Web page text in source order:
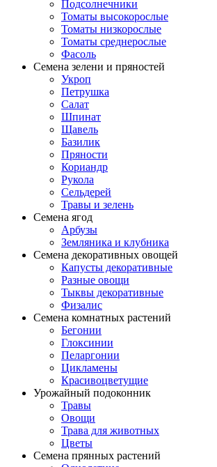
Подсолнечники
Томаты высокорослые
Томаты низкорослые
Томаты среднерослые
Фасоль
Семена зелени и пряностей
Укроп
Петрушка
Салат
Шпинат
Щавель
Базилик
Пряности
Кориандр
Рукола
Сельдерей
Травы и зелень
Семена ягод
Арбузы
Земляника и клубника
Семена декоративных овощей
Капусты декоративные
Разные овощи
Тыквы декоративные
Физалис
Семена комнатных растений
Бегонии
Глоксинии
Пеларгонии
Цикламены
Красивоцветущие
Урожайный подоконник
Травы
Овощи
Трава для животных
Цветы
Семена прянных растений